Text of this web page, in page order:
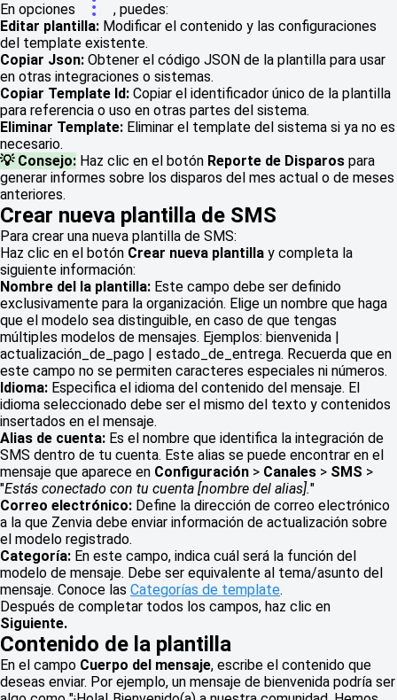
En opciones
, puedes:
Editar plantilla: Modificar el contenido y las configuraciones
del template existente.
Copiar Json: Obtener el código JSON de la plantilla para usar
en otras integraciones o sistemas.
Copiar Template Id: Copiar el identificador único de la plantilla
para referencia o uso en otras partes del sistema.
Eliminar Template: Eliminar el template del sistema si ya no es
necesario.
💡 Consejo: Haz clic en el botón Reporte de Disparos para
generar informes sobre los disparos del mes actual o de meses
anteriores.
Crear nueva plantilla de SMS
Para crear una nueva plantilla de SMS:
Haz clic en el botón Crear nueva plantilla y completa la
siguiente información:
Nombre del la plantilla: Este campo debe ser definido
exclusivamente para la organización. Elige un nombre que haga
que el modelo sea distinguible, en caso de que tengas
múltiples modelos de mensajes. Ejemplos: bienvenida |
actualización_de_pago | estado_de_entrega. Recuerda que en
este campo no se permiten caracteres especiales ni números.
Idioma: Especifica el idioma del contenido del mensaje. El
idioma seleccionado debe ser el mismo del texto y contenidos
insertados en el mensaje.
Alias de cuenta: Es el nombre que identifica la integración de
SMS dentro de tu cuenta. Este alias se puede encontrar en el
mensaje que aparece en Configuración > Canales > SMS >
"Estás conectado con tu cuenta [nombre del alias]."
Correo electrónico: Define la dirección de correo electrónico
a la que Zenvia debe enviar información de actualización sobre
el modelo registrado.
Categoría: En este campo, indica cuál será la función del
modelo de mensaje. Debe ser equivalente al tema/asunto del
mensaje. Conoce las Categorías de template.
Después de completar todos los campos, haz clic en
Siguiente.
Contenido de la plantilla
En el campo Cuerpo del mensaje, escribe el contenido que
deseas enviar. Por ejemplo, un mensaje de bienvenida podría ser